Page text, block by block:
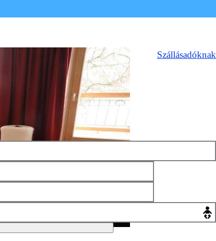
Szállásadóknak